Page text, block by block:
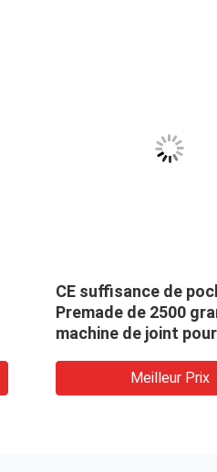
CE suffisance de
Premade de 2500
machine de joint
Meilleur Prix